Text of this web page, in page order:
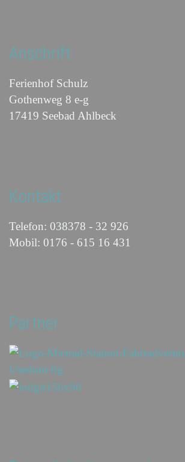
Anschrift
Ferienhof Schulz
Gothenweg 8 e-g
17419 Seebad Ahlbeck
Kontakt
Telefon: 038378 - 32 926
Mobil: 0176 - 615 16 431
Partner